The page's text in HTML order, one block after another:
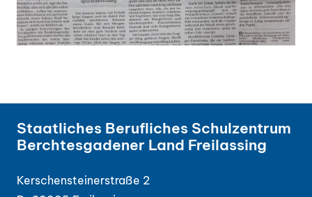
Staatliches Berufliches Schulzentrum
Berchtesgadener Land Freilassing
Kerschensteinerstraße 2